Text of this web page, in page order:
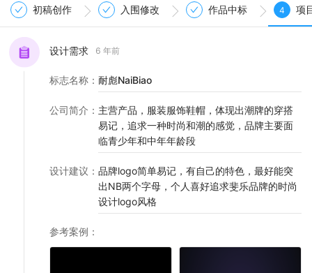
LOGO
初稿创作 入围修改 作品中标 4 项
设计需求 6 年前
标志名称 ： 耐彪NaiBiao
公司简介 ： 主营产品，服装服饰鞋帽，体现出潮牌的穿搭
易记，追求一种时尚和潮的感觉，品牌主要面
临青少年和中年年龄段
设计建议 ： 品牌logo简单易记，有自己的特色，最好能突
出NB两个字母，个人喜好追求斐乐品牌的时尚
设计logo风格
参考案例 ：